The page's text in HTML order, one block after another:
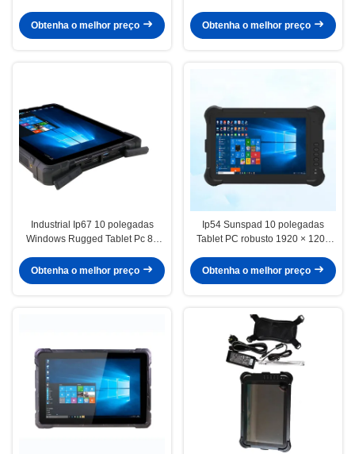
Obtenha o melhor preço Obtenha o melhor preço
Industrial Ip67 10 polegadas
Windows Rugged Tablet Pc 8g
Obtenha o melhor preço
Ip54 Sunspad 10 polegadas
Tablet PC robusto 1920 × 1200
Obtenha o melhor preço